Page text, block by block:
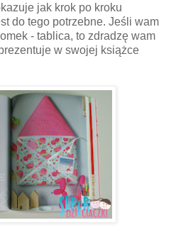
jak krok po kroku
do tego potrzebne. Jeśli wam
- tablica, to zdradzę wam
w swojej książce